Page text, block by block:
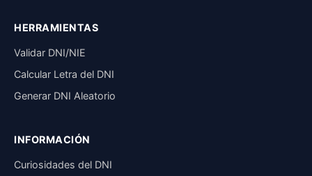
HERRAMIENTAS
Validar DNI/NIE
Calcular Letra del DNI
Generar DNI Aleatorio
INFORMACIÓN
Curiosidades del DNI